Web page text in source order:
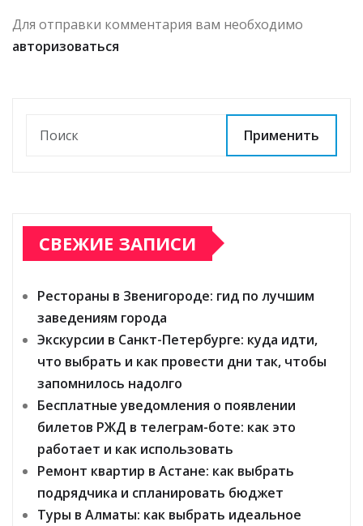
Для отправки комментария вам необходимо
авторизоваться
Применить
СВЕЖИЕ ЗАПИСИ
Рестораны в Звенигороде: гид по лучшим
заведениям города
Экскурсии в Санкт-Петербурге: куда идти,
что выбрать и как провести дни так, чтобы
запомнилось надолго
Бесплатные уведомления о появлении
билетов РЖД в телеграм-боте: как это
работает и как использовать
Ремонт квартир в Астане: как выбрать
подрядчика и спланировать бюджет
Туры в Алматы: как выбрать идеальное